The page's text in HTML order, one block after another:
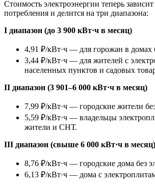
Стоимость электроэнергии теперь
потребления и делится на три диапазона:
I диапазон (до 3 900 кВт·ч в месяц)
4,91 ₽/кВт·ч — для горожан в домах
3,44 ₽/кВт·ч — для жителей с
населенных пунктов и садовых
II диапазон (3 901–6 000 кВт·ч в месяц)
7,99 ₽/кВт·ч — городские жители
5,59 ₽/кВт·ч — владельцы
жители и СНТ.
III диапазон (свыше 6 000 кВт·ч в месяц)
8,76 ₽/кВт·ч — городские дома без
6,13 ₽/кВт·ч — дома с